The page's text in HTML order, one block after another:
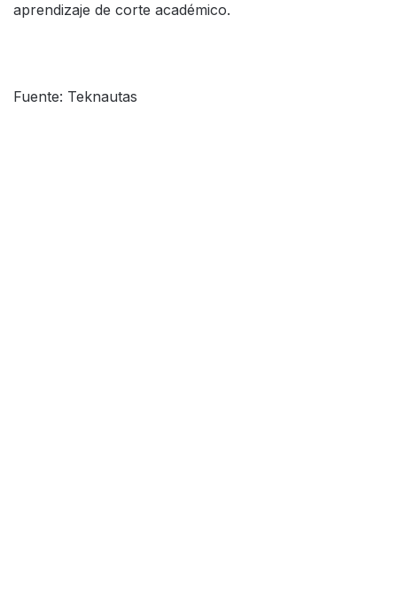
aprendizaje de corte académico.
Fuente: Teknautas